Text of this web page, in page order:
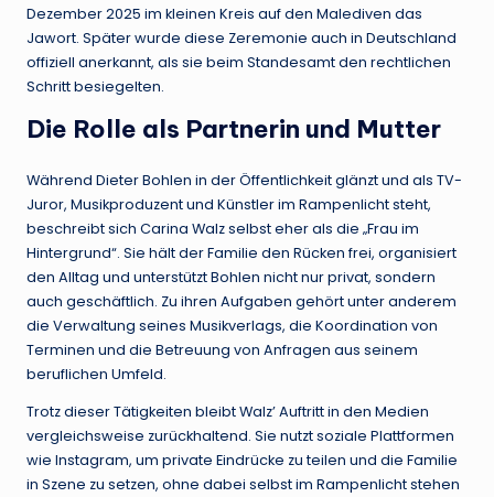
Dezember 2025 im kleinen Kreis auf den Malediven das
Jawort. Später wurde diese Zeremonie auch in Deutschland
offiziell anerkannt, als sie beim Standesamt den rechtlichen
Schritt besiegelten.
Die Rolle als Partnerin und Mutter
Während Dieter Bohlen in der Öffentlichkeit glänzt und als TV-
Juror, Musikproduzent und Künstler im Rampenlicht steht,
beschreibt sich Carina Walz selbst eher als die „Frau im
Hintergrund“. Sie hält der Familie den Rücken frei, organisiert
den Alltag und unterstützt Bohlen nicht nur privat, sondern
auch geschäftlich. Zu ihren Aufgaben gehört unter anderem
die Verwaltung seines Musikverlags, die Koordination von
Terminen und die Betreuung von Anfragen aus seinem
beruflichen Umfeld.
Trotz dieser Tätigkeiten bleibt Walz’ Auftritt in den Medien
vergleichsweise zurückhaltend. Sie nutzt soziale Plattformen
wie Instagram, um private Eindrücke zu teilen und die Familie
in Szene zu setzen, ohne dabei selbst im Rampenlicht stehen